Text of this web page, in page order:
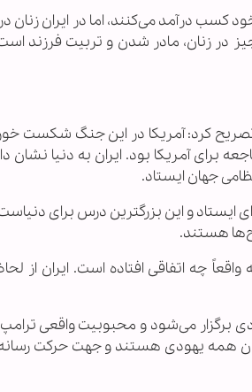
کسب درآمد می‌کنند، اما در ایران زنان
در زنان، مادر شدن و تربیت فرزند
کرد: آمریکا در این جنگ شکست
برای آمریکا بود. ایران به دنیا نشان
جهان ایستاد.
و این بزرگترین درس برای
هستند.
چه اتفاقی افتاده است. ایران از
همه یهودی هستند و جهت حرکت